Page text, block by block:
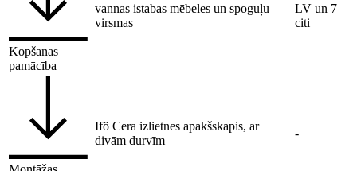
Kopšanas
pamācība
vannas istabas mēbeles un spoguļu
virsmas
LV un 7
citi
Ifö Cera izlietnes apakšskapis, ar
divām durvīm
-